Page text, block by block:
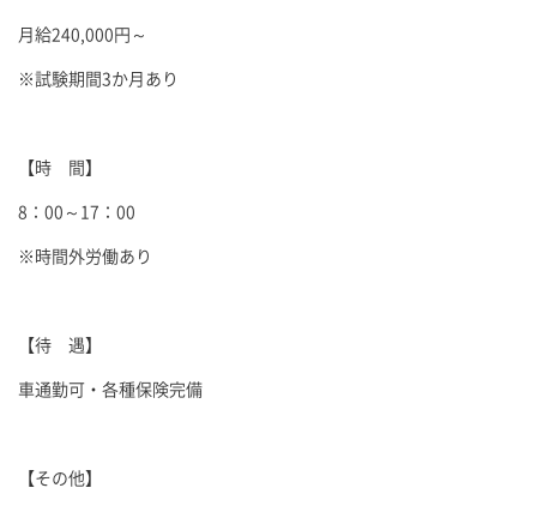
月給240,000円～
※試験期間3か月あり
【時 間】
8：00～17：00
※時間外労働あり
【待 遇】
車通勤可・各種保険完備
【その他】